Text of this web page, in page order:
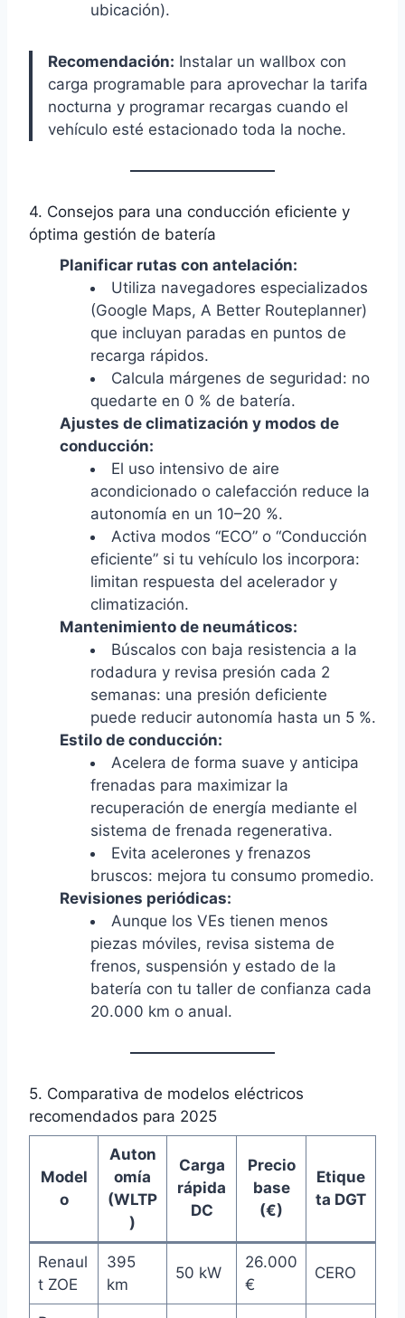
ubicación).
Recomendación: Instalar un wallbox con
carga programable para aprovechar la tarifa
nocturna y programar recargas cuando el
vehículo esté estacionado toda la noche.
4. Consejos para una conducción eficiente y
óptima gestión de batería
Planificar rutas con antelación:
Utiliza navegadores especializados
(Google Maps, A Better Routeplanner)
que incluyan paradas en puntos de
recarga rápidos.
Calcula márgenes de seguridad: no
quedarte en 0 % de batería.
Ajustes de climatización y modos de
conducción:
El uso intensivo de aire
acondicionado o calefacción reduce la
autonomía en un 10–20 %.
Activa modos “ECO” o “Conducción
eficiente” si tu vehículo los incorpora:
limitan respuesta del acelerador y
climatización.
Mantenimiento de neumáticos:
Búscalos con baja resistencia a la
rodadura y revisa presión cada 2
semanas: una presión deficiente
puede reducir autonomía hasta un 5 %.
Estilo de conducción:
Acelera de forma suave y anticipa
frenadas para maximizar la
recuperación de energía mediante el
sistema de frenada regenerativa.
Evita acelerones y frenazos
bruscos: mejora tu consumo promedio.
Revisiones periódicas:
Aunque los VEs tienen menos
piezas móviles, revisa sistema de
frenos, suspensión y estado de la
batería con tu taller de confianza cada
20.000 km o anual.
5. Comparativa de modelos eléctricos
recomendados para 2025
Model
o
Auton
omía
(WLTP
)
Carga
rápida
DC
Precio
base
(€)
Etique
ta DGT
Renaul
t ZOE
395
km
50 kW
26.000
€
CERO